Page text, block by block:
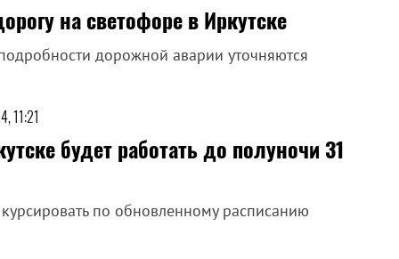
на светофоре в Иркутске
дорожной аварии уточняются
11:21
будет работать до полуночи 31
по обновленному расписанию